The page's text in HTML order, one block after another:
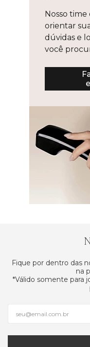
Nosso
orientar
dúvidas e
você
Fique por dentro das
na
*Válido somente para